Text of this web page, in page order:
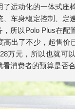
了运动化的一体式座
、车身稳定控制、定
所以Polo Plus在配
出了不少，起售价
万元，所以也就可
消费者的预算是否合